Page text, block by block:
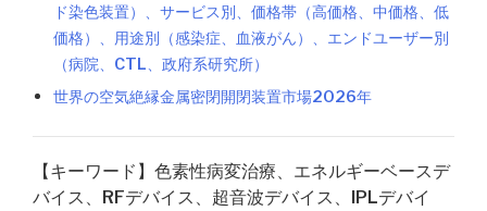
ド染色装置）、サービス別、価格帯（高価格、中価格、低
価格）、用途別（感染症、血液がん）、エンドユーザー別
（病院、CTL、政府系研究所）
世界の空気絶縁金属密閉開閉装置市場2026年
【キーワード】色素性病変治療、エネルギーベースデ
バイス、RFデバイス、超音波デバイス、IPLデバイ